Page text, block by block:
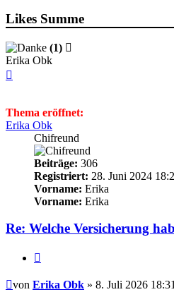
Likes Summe
(1)
Erika Obk
Thema eröffnet:
Erika Obk
Chifreund
Beiträge: 306
Registriert: 28. Juni 2024
Vorname: Erika
Vorname: Erika
Re: Welche Versicherung
Beitrag
von Erika Obk » 8. Juli 2026 18:31